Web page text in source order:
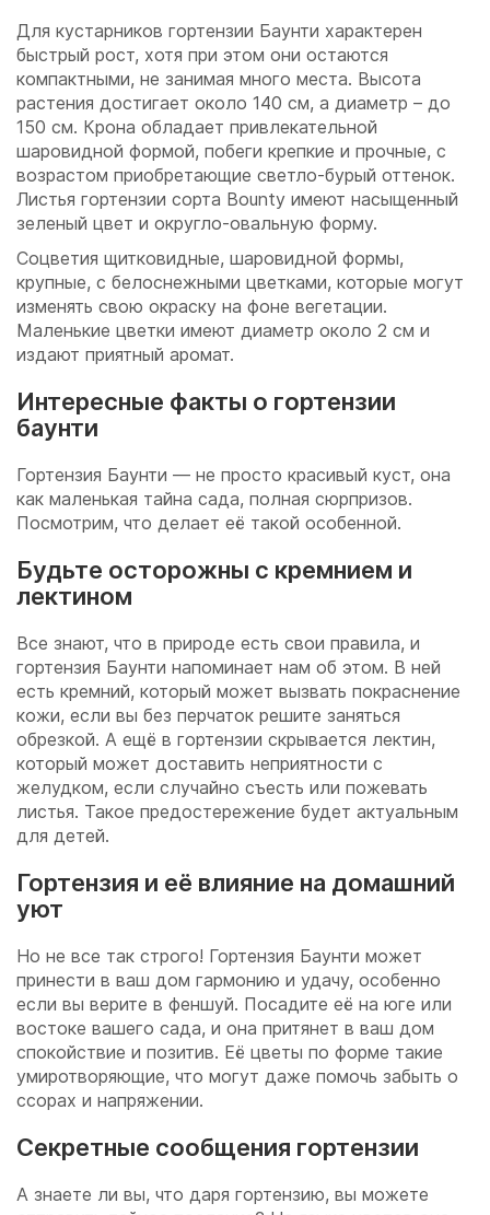
Для кустарников гортензии Баунти характерен
быстрый рост, хотя при этом они остаются
компактными, не занимая много места. Высота
растения достигает около 140 см, а диаметр – до
150 см. Крона обладает привлекательной
шаровидной формой, побеги крепкие и прочные, с
возрастом приобретающие светло-бурый оттенок.
Листья гортензии сорта Bounty имеют насыщенный
зеленый цвет и округло-овальную форму.
Соцветия щитковидные, шаровидной формы,
крупные, с белоснежными цветками, которые могут
изменять свою окраску на фоне вегетации.
Маленькие цветки имеют диаметр около 2 см и
издают приятный аромат.
Интересные факты о гортензии
баунти
Гортензия Баунти — не просто красивый куст, она
как маленькая тайна сада, полная сюрпризов.
Посмотрим, что делает её такой особенной.
Будьте осторожны с кремнием и
лектином
Все знают, что в природе есть свои правила, и
гортензия Баунти напоминает нам об этом. В ней
есть кремний, который может вызвать покраснение
кожи, если вы без перчаток решите заняться
обрезкой. А ещё в гортензии скрывается лектин,
который может доставить неприятности с
желудком, если случайно съесть или пожевать
листья. Такое предостережение будет актуальным
для детей.
Гортензия и её влияние на домашний
уют
Но не все так строго! Гортензия Баунти может
принести в ваш дом гармонию и удачу, особенно
если вы верите в феншуй. Посадите её на юге или
востоке вашего сада, и она притянет в ваш дом
спокойствие и позитив. Её цветы по форме такие
умиротворяющие, что могут даже помочь забыть о
ссорах и напряжении.
Секретные сообщения гортензии
А знаете ли вы, что даря гортензию, вы можете